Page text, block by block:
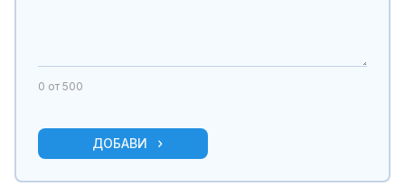
0 от 500
ДОБАВИ